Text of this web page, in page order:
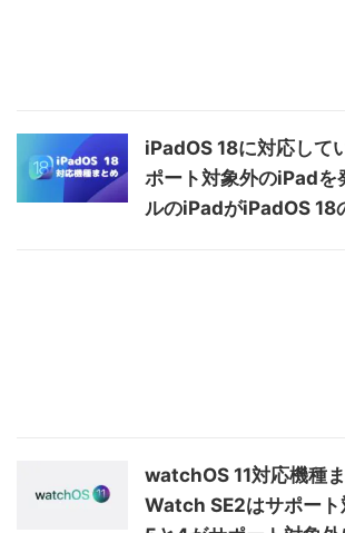
iPadOS 18に対応して
ポート対象外のiPadを
ルのiPadがiPadOS 18
watchOS 11対応機種
Watch SE2はサポー